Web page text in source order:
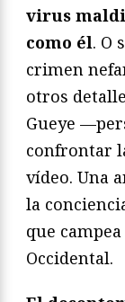
virus
como él. O
crimen
otros
Gueye
confrontar
vídeo. Una
la
que
Occidental.